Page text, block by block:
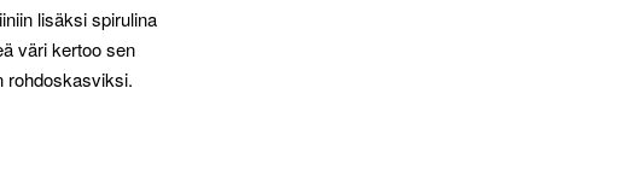
lisäksi spirulina
väri kertoo sen
rohdoskasviksi.